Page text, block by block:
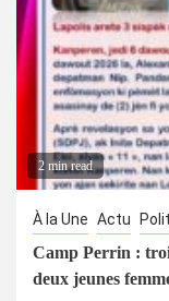
2 min read
À la Une Actu
Camp Perrin :
deux jeunes